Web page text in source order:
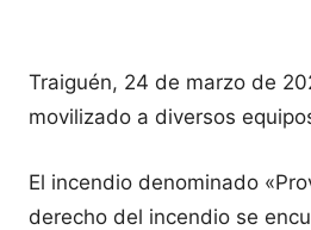
Traiguén, 24 de marzo de
movilizado a diversos
El incendio denominado
derecho del incendio se